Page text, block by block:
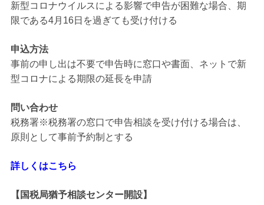
新型コロナウイルスによる影響で申告が困難な場合、期
限である4月16日を過ぎても受け付ける
申込方法
事前の申し出は不要で申告時に窓口や書面、ネットで新
型コロナによる期限の延長を申請
問い合わせ
税務署※税務署の窓口で申告相談を受け付ける場合は、
原則として事前予約制とする
詳しくはこちら
【国税局猶予相談センター開設】